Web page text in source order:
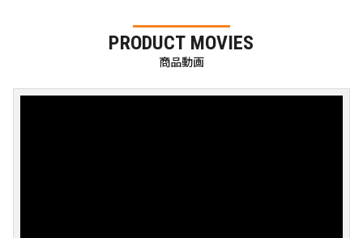
PRODUCT MOVIES
商品動画